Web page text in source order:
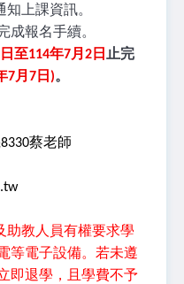
上課資訊。
名手續。
至114年7月2日 止完
7月7日)。
蔡老師
助教人員有權要求學
等電子設備。若未遵
即退學，且學費不予